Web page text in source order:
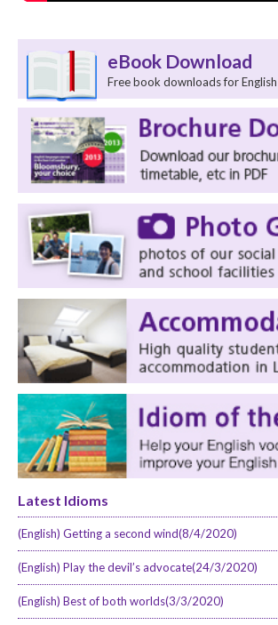
eBook Download
Free book downloads for
Latest Idioms
(English) Getting a second wind(8/4/2020)
(English) Play the devil’s advocate(24/3/2020)
(English) Best of both worlds(3/3/2020)